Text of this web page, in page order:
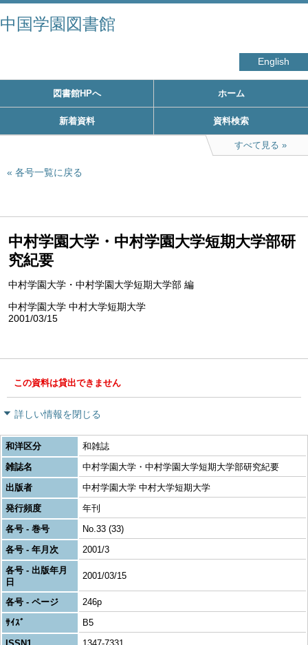
中国学園図書館
English
図書館HPへ ホーム
新着資料 資料検索
すべて見る
各号一覧に戻る
中村学園大学・中村学園大学短期大学部研
究紀要
中村学園大学・中村学園大学短期大学部 編
中村学園大学 中村大学短期大学
2001/03/15
この資料は貸出できません
詳しい情報を閉じる
和洋区分
和雑誌
雑誌名
中村学園大学・中村学園大学短期大学部研究紀要
出版者
中村学園大学 中村大学短期大学
発行頻度
年刊
各号 - 巻号
No.33 (33)
各号 - 年月次
2001/3
各号 - 出版年月
日
2001/03/15
各号 - ページ
246p
ｻｲｽﾞ
B5